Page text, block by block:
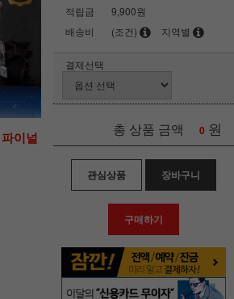
이널
적립금
9,900원
배송비
(조건) 지역별
결제선택
총 상품 금액 0 원
관심상품 장바구니
구매하기